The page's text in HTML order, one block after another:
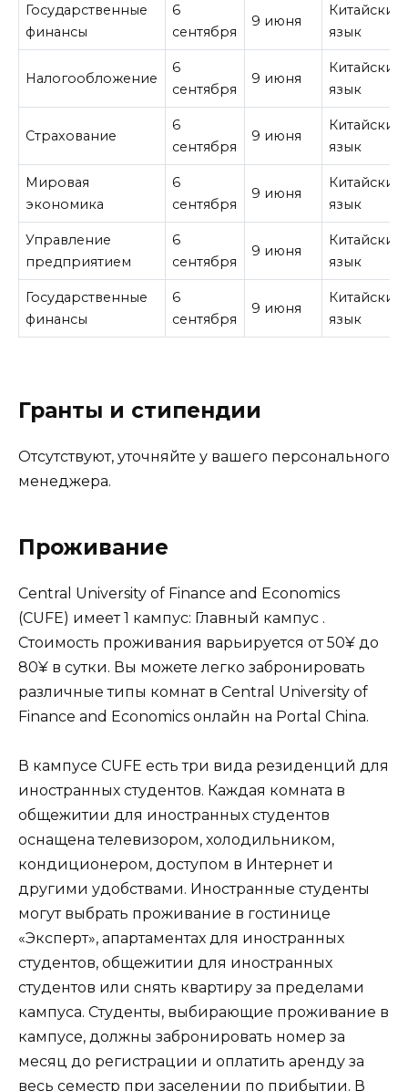
Государственные
финансы
6
сентября
9 июня
Китайский
язык
Налогообложение
6
сентября
9 июня
Китайский
язык
Страхование
6
сентября
9 июня
Китайский
язык
Мировая
экономика
6
сентября
9 июня
Китайский
язык
Управление
предприятием
6
сентября
9 июня
Китайский
язык
Государственные
финансы
6
сентября
9 июня
Китайский
язык
Гранты и стипендии
Отсутствуют, уточняйте у вашего персонального
менеджера.
Проживание
Central University of Finance and Economics
(CUFE) имеет 1 кампус: Главный кампус .
Стоимость проживания варьируется от 50¥ до
80¥ в сутки. Вы можете легко забронировать
различные типы комнат в Central University of
Finance and Economics онлайн на Portal China.
В кампусе CUFE есть три вида резиденций для
иностранных студентов. Каждая комната в
общежитии для иностранных студентов
оснащена телевизором, холодильником,
кондиционером, доступом в Интернет и
другими удобствами. Иностранные студенты
могут выбрать проживание в гостинице
«Эксперт», апартаментах для иностранных
студентов, общежитии для иностранных
студентов или снять квартиру за пределами
кампуса. Студенты, выбирающие проживание в
кампусе, должны забронировать номер за
месяц до регистрации и оплатить аренду за
весь семестр при заселении по прибытии. В